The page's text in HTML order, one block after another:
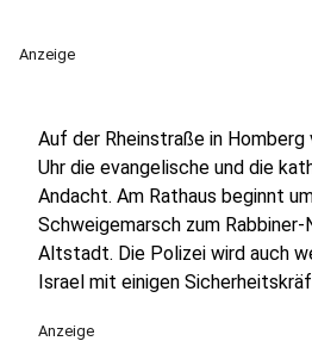
Anzeige
Auf der Rheinstraße in
Uhr die evangelische und die
Andacht. Am Rathaus beginnt
Schweigemarsch zum Rabbiner-
Altstadt. Die Polizei wird auch
Israel mit einigen
Anzeige